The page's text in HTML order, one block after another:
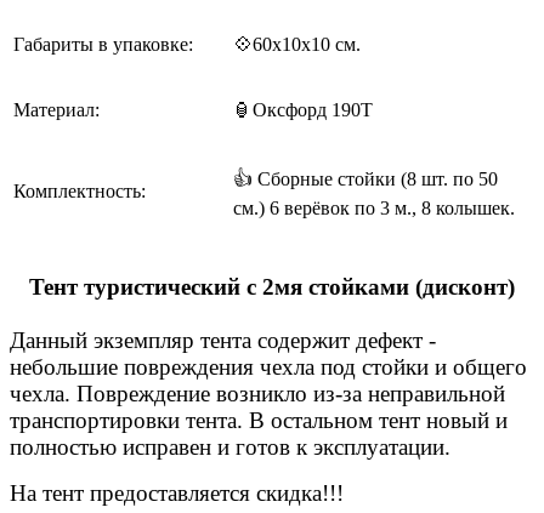
Габариты в упаковке: 💠60x10x10 см.
Материал: 🏮Оксфорд 190Т
Комплектность:
👍 Сборные стойки (8 шт. по 50
см.) 6 верёвок по 3 м., 8 колышек.
Тент туристический с 2мя стойками (дисконт)
Данный экземпляр тента содержит дефект -
небольшие повреждения чехла под стойки и общего
чехла. Повреждение возникло из-за неправильной
транспортировки тента. В остальном тент новый и
полностью исправен и готов к эксплуатации.
На тент предоставляется скидка!!!